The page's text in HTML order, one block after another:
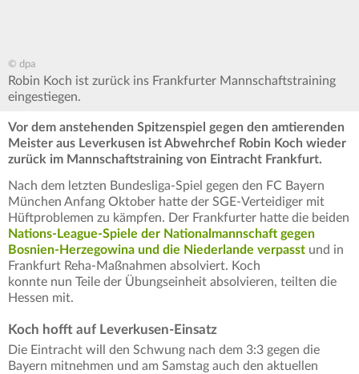
© dpa
Robin Koch ist zurück ins Frankfurter Mannschaftstraining
eingestiegen.
Vor dem anstehenden Spitzenspiel gegen den amtierenden
Meister aus Leverkusen ist Abwehrchef Robin Koch wieder
zurück im Mannschaftstraining von Eintracht Frankfurt.
Nach dem letzten Bundesliga-Spiel gegen den FC Bayern
München Anfang Oktober hatte der SGE-Verteidiger mit
Hüftproblemen zu kämpfen. Der Frankfurter hatte die beiden
Nations-League-Spiele der Nationalmannschaft gegen
Bosnien-Herzegowina und die Niederlande verpasst und in
Frankfurt Reha-Maßnahmen absolviert. Koch
konnte nun Teile der Übungseinheit absolvieren, teilten die
Hessen mit.
Koch hofft auf Leverkusen-Einsatz
Die Eintracht will den Schwung nach dem 3:3 gegen die
Bayern mitnehmen und am Samstag auch den aktuellen